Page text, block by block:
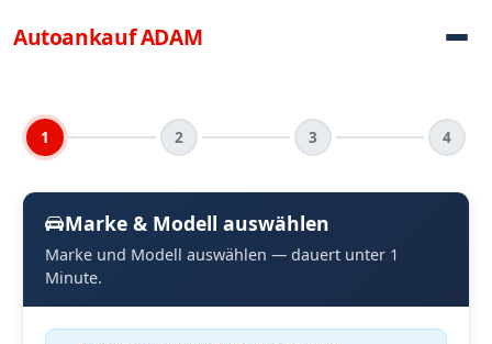
AutoankaufADAM
1 2 3 4
Marke & Modell auswählen
Marke und Modell auswählen — dauert unter 1
Minute.